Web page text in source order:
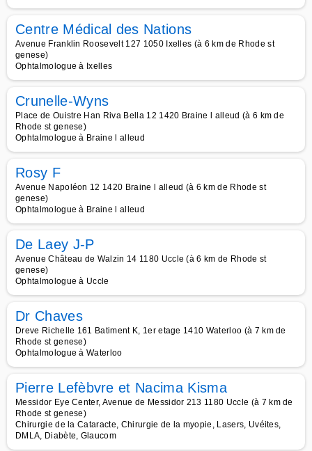
Centre Médical des Nations
Avenue Franklin Roosevelt 127 1050 Ixelles (à 6 km de Rhode st
genese)
Ophtalmologue à Ixelles
Crunelle-Wyns
Place de Ouistre Han Riva Bella 12 1420 Braine l alleud (à 6 km de
Rhode st genese)
Ophtalmologue à Braine l alleud
Rosy F
Avenue Napoléon 12 1420 Braine l alleud (à 6 km de Rhode st
genese)
Ophtalmologue à Braine l alleud
De Laey J-P
Avenue Château de Walzin 14 1180 Uccle (à 6 km de Rhode st
genese)
Ophtalmologue à Uccle
Dr Chaves
Dreve Richelle 161 Batiment K, 1er etage 1410 Waterloo (à 7 km de
Rhode st genese)
Ophtalmologue à Waterloo
Pierre Lefèbvre et Nacima Kisma
Messidor Eye Center, Avenue de Messidor 213 1180 Uccle (à 7 km de
Rhode st genese)
Chirurgie de la Cataracte, Chirurgie de la myopie, Lasers, Uvéites,
DMLA, Diabète, Glaucom